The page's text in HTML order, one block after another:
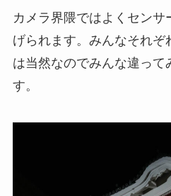
カメラ界隈ではよくセン
げられます。みんなそれぞ
は当然なのでみんな違って
す。